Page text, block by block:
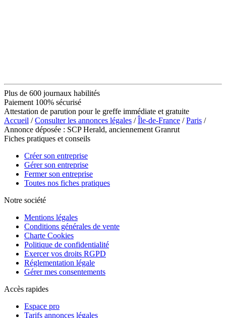
Plus de 600 journaux habilités
Paiement 100% sécurisé
Attestation de parution pour le greffe immédiate et gratuite
Accueil /Consulter les annonces légales /Île-de-France /Paris /
Annonce déposée : SCP Herald, anciennement Granrut
Fiches pratiques et conseils
Créer son entreprise
Gérer son entreprise
Fermer son entreprise
Toutes nos fiches pratiques
Notre société
Mentions légales
Conditions générales de vente
Charte Cookies
Politique de confidentialité
Exercer vos droits RGPD
Réglementation légale
Gérer mes consentements
Accès rapides
Espace pro
Tarifs annonces légales